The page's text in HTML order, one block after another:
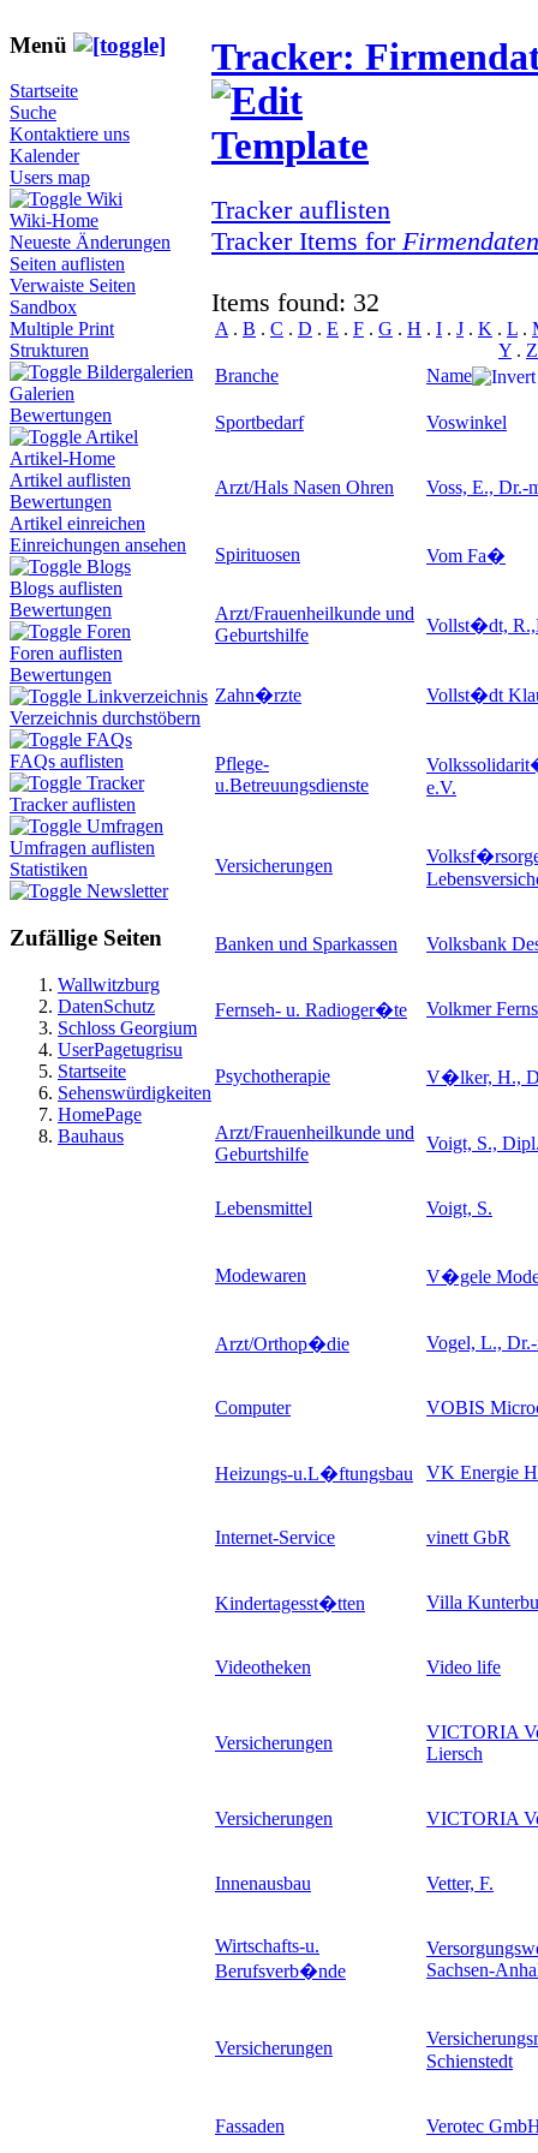
Menü
Startseite
Suche
Kontaktiere uns
Kalender
Users map
Wiki
Wiki-Home
Neueste Änderungen
Seiten auflisten
Verwaiste Seiten
Sandbox
Multiple Print
Strukturen
Bildergalerien
Galerien
Bewertungen
Artikel
Artikel-Home
Artikel auflisten
Bewertungen
Artikel einreichen
Einreichungen ansehen
Blogs
Blogs auflisten
Bewertungen
Foren
Foren auflisten
Bewertungen
Linkverzeichnis
Verzeichnis durchstöbern
FAQs
FAQs auflisten
Tracker
Tracker auflisten
Umfragen
Umfragen auflisten
Statistiken
Newsletter
Zufällige Seiten
Wallwitzburg
DatenSchutz
Schloss Georgium
UserPagetugrisu
Startseite
Sehenswürdigkeiten
HomePage
Bauhaus
Tracker:
Tracker auflisten
Tracker Items for
Items found: 32
A . B . C . D . E . F . G . H . I . J . K . L .
Y . Z
Branche
Name
Sportbedarf Voswinkel
Arzt/Hals Nasen Ohren Voss, E., Dr.-
Spirituosen Vom Fa�
Arzt/Frauenheilkunde und
Geburtshilfe
Vollst�dt,
Zahn�rzte Vollst�dt
Pflege-
u.Betreuungsdienste
e.V.
Versicherungen
Banken und Sparkassen Volksbank
Fernseh- u. Radioger�te Volkmer
Psychotherapie V�lker, H.,
Arzt/Frauenheilkunde und
Geburtshilfe
Voigt, S.,
Lebensmittel Voigt, S.
Modewaren V�gele
Arzt/Orthop�die Vogel, L.,
Computer VOBIS
Heizungs-u.L�ftungsbau VK Energie
Internet-Service vinett GbR
Kindertagesst�tten Villa
Videotheken Video life
Versicherungen
VICTORIA
Liersch
Versicherungen VICTORIA
Innenausbau Vetter, F.
Wirtschafts-u.
Berufsverb�nde
Sachsen-
Versicherungen
Schienstedt
Fassaden Verotec